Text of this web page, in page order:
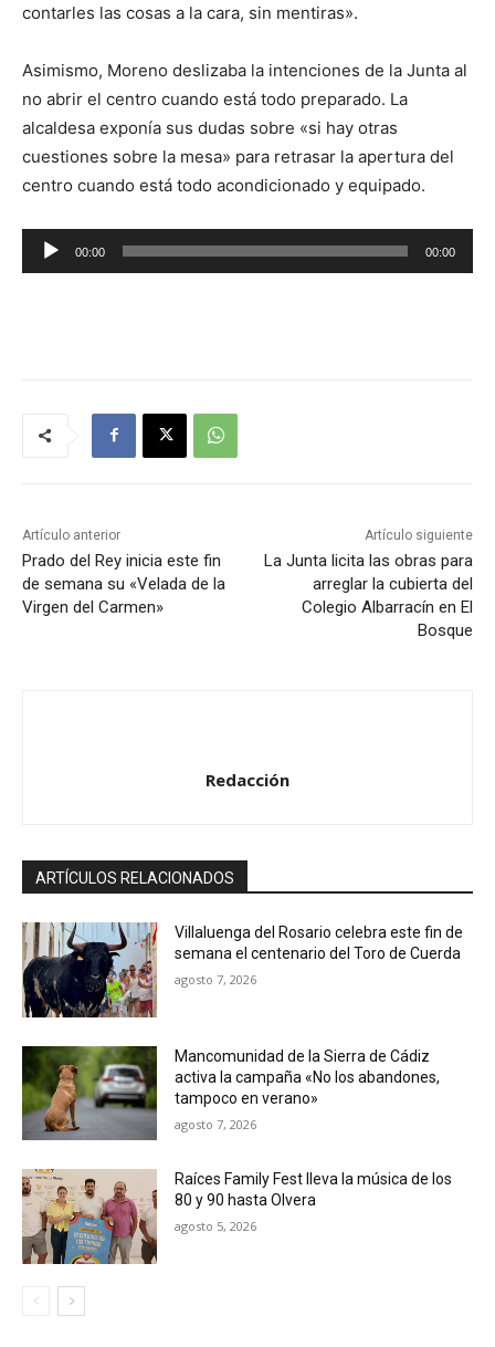
contarles las cosas a la cara, sin mentiras».
Asimismo, Moreno deslizaba la intenciones de la Junta al
no abrir el centro cuando está todo preparado. La
alcaldesa exponía sus dudas sobre «si hay otras
cuestiones sobre la mesa» para retrasar la apertura del
centro cuando está todo acondicionado y equipado.
e
r
d
e
a
00:00 00:00
Artículo anterior
Prado del Rey inicia este fin
de semana su «Velada de la
Virgen del Carmen»
Artículo siguiente
La Junta licita las obras para
arreglar la cubierta del
Colegio Albarracín en El
Bosque
Redacción
ARTÍCULOS RELACIONADOS
Villaluenga del Rosario celebra este fin de
semana el centenario del Toro de Cuerda
agosto 7, 2026
Mancomunidad de la Sierra de Cádiz
activa la campaña «No los abandones,
tampoco en verano»
agosto 7, 2026
Raíces Family Fest lleva la música de los
80 y 90 hasta Olvera
agosto 5, 2026